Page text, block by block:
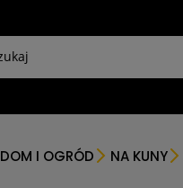
DOM I OGRÓD NA KUNY